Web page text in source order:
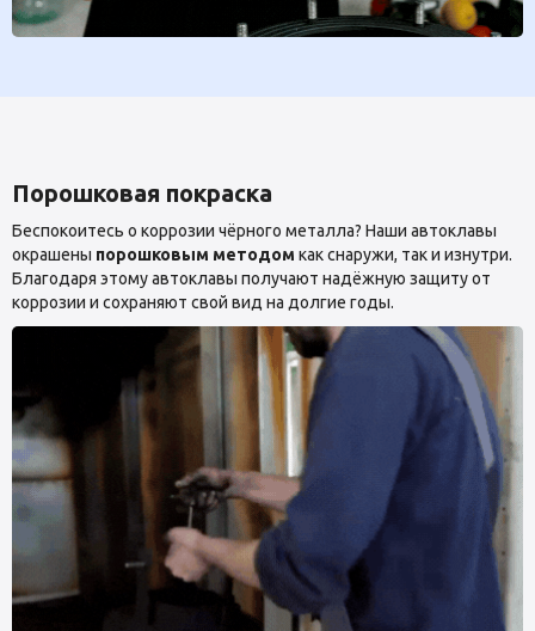
Порошковая покраска
Беспокоитесь о коррозии чёрного металла? Наши автоклавы
окрашены порошковым методом как снаружи, так и изнутри.
Благодаря этому автоклавы получают надёжную защиту от
коррозии и сохраняют свой вид на долгие годы.